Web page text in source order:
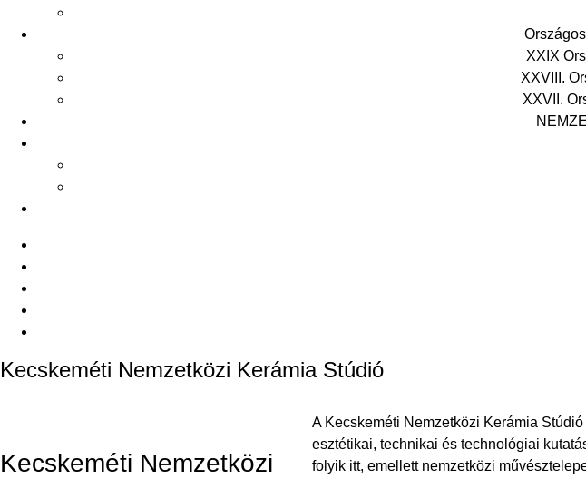
XXIX
XXVIII.
XXVII.
Kecskeméti Nemzetközi Kerámia Stúdió
Kecskeméti Nemzetközi
A Kecskeméti Nemzetközi Kerámia
esztétikai, technikai és technológiai
folyik itt, emellett nemzetközi